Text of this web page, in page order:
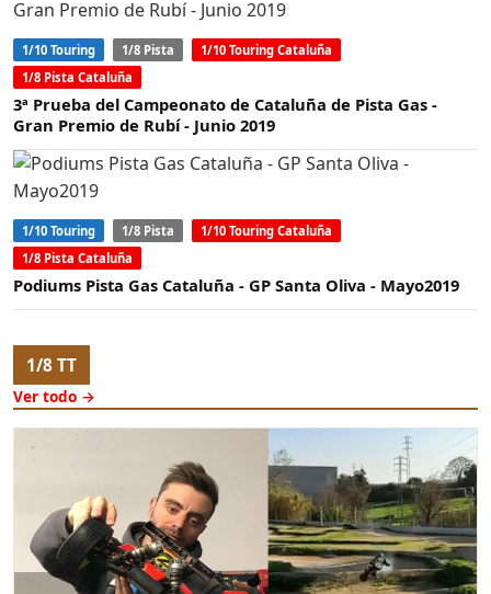
1/10 Touring 1/8 Pista
1/10 Touring Cataluña
1/8 Pista Cataluña
3ª Prueba del Campeonato de Cataluña de Pista Gas -
Gran Premio de Rubí - Junio 2019
1/10 Touring 1/8 Pista
1/10 Touring Cataluña
1/8 Pista Cataluña
Podiums Pista Gas Cataluña - GP Santa Oliva - Mayo2019
1/8 TT
Ver todo →